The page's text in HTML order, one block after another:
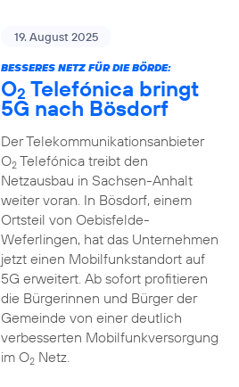
19. August 2025
BESSERES NETZ FÜR DIE BÖRDE:
O2 Telefónica bringt
5G nach Bösdorf
Der Telekommunikationsanbieter
O2Telefónica treibt den
Netzausbau in Sachsen-Anhalt
weiter voran. In Bösdorf, einem
Ortsteil von Oebisfelde-
Weferlingen, hat das Unternehmen
jetzt einen Mobilfunkstandort auf
5G erweitert. Ab sofort profitieren
die Bürgerinnen und Bürger der
Gemeinde von einer deutlich
verbesserten Mobilfunkversorgung
im O2Netz.